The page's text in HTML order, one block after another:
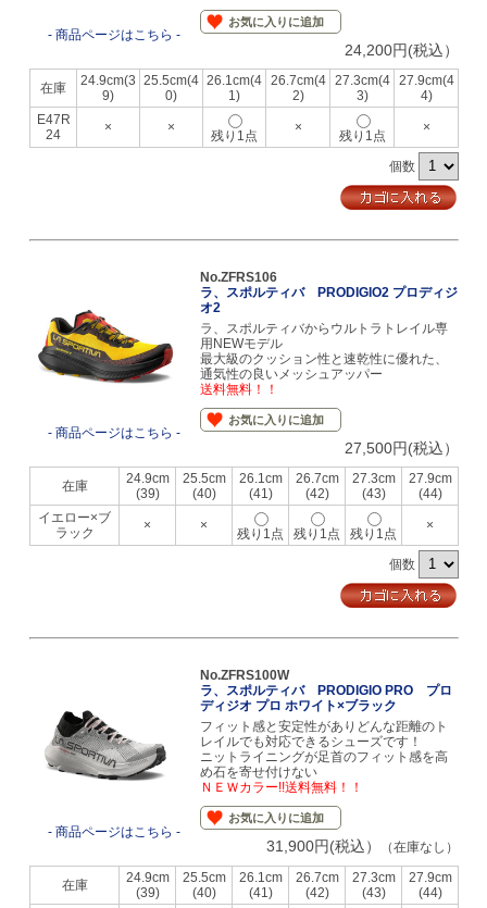
- 商品ページはこちら -
お気に入りに追加
24,200円(税込）
在庫
24.9cm(3
9)
25.5cm(4
0)
26.1cm(4
1)
26.7cm(4
2)
27.3cm(4
3)
27.9cm(4
4)
E47R
24
× ×
残り1点
×
残り1点
×
個数
- 商品ページはこちら -
No.ZFRS106
ラ、スポルティバ PRODIGIO2 プロディジ
オ2
ラ、スポルティバからウルトラトレイル専
用NEWモデル
最大級のクッション性と速乾性に優れた、
通気性の良いメッシュアッパー
送料無料！！
お気に入りに追加
27,500円(税込）
在庫
24.9cm
(39)
25.5cm
(40)
26.1cm
(41)
26.7cm
(42)
27.3cm
(43)
27.9cm
(44)
イエロー×ブ
ラック
× ×
残り1点 残り1点 残り1点
×
個数
- 商品ページはこちら -
No.ZFRS100W
ラ、スポルティバ PRODIGIO PRO プロ
ディジオ プロ ホワイト×ブラック
フィット感と安定性がありどんな距離のト
レイルでも対応できるシューズです！
ニットライニングが足首のフィット感を高
め石を寄せ付けない
ＮＥＷカラー!!送料無料！！
お気に入りに追加
31,900円(税込） （在庫なし）
在庫
24.9cm
(39)
25.5cm
(40)
26.1cm
(41)
26.7cm
(42)
27.3cm
(43)
27.9cm
(44)